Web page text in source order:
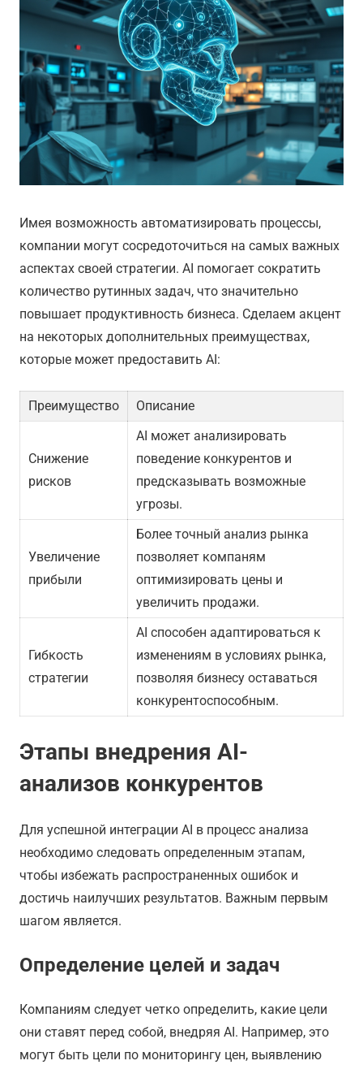
Имея возможность автоматизировать процессы,
компании могут сосредоточиться на самых важных
аспектах своей стратегии. AI помогает сократить
количество рутинных задач, что значительно
повышает продуктивность бизнеса. Сделаем акцент
на некоторых дополнительных преимуществах,
которые может предоставить AI:
Преимущество Описание
Снижение
рисков
AI может анализировать
поведение конкурентов и
предсказывать возможные
угрозы.
Увеличение
прибыли
Более точный анализ рынка
позволяет компаням
оптимизировать цены и
увеличить продажи.
Гибкость
стратегии
AI способен адаптироваться к
изменениям в условиях рынка,
позволяя бизнесу оставаться
конкурентоспособным.
Этапы внедрения AI-
анализов конкурентов
Для успешной интеграции AI в процесс анализа
необходимо следовать определенным этапам,
чтобы избежать распространенных ошибок и
достичь наилучших результатов. Важным первым
шагом является.
Определение целей и задач
Компаниям следует четко определить, какие цели
они ставят перед собой, внедряя AI. Например, это
могут быть цели по мониторингу цен, выявлению